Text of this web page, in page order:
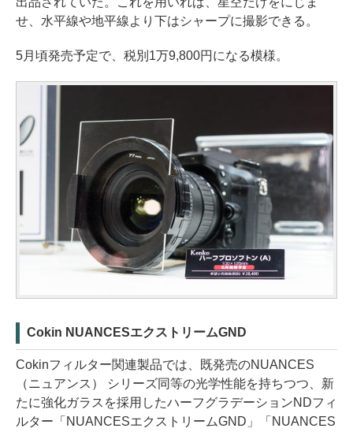
せ、水平線や地平線より下はシャープに撮影できる。
5月頃発売予定で、税別1万9,800円になる模様。
Cokin NUANCESエクストリームGND
Cokinフィルター関連製品では、既発売のNUANCES
（ニュアンス） シリーズ同等の光学性能を持ちつつ、新
たに強化ガラスを採用したハーフグラデーションNDフィ
ルター「NUANCESエクストリームGND」「NUANCES